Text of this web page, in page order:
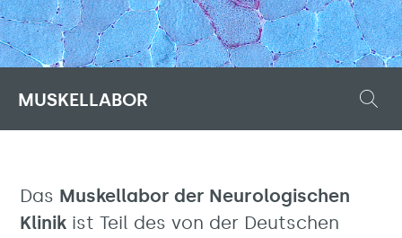
MUSKELLABOR
Das Muskellabor der Neurologischen
Klinik ist Teil des von der Deutschen